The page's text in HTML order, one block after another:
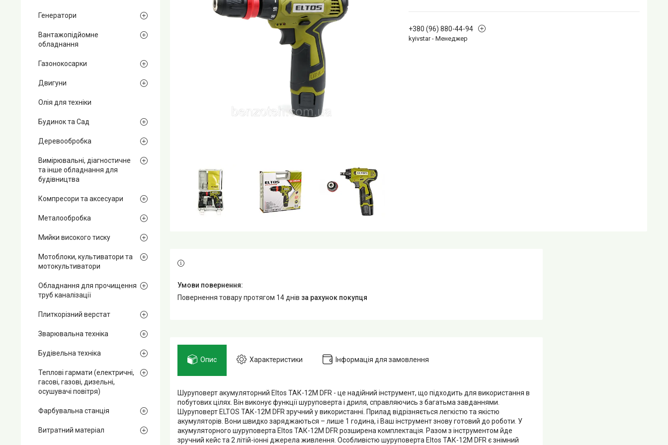
+380 (96) 880-44-94
kyivstar - Менеджер
повернення товару протягом 14 днів за рахунок покупця
Опис Характеристики Інформація для замовлення
Шуруповерт акумуляторний Eltos ТАК-12М DFR - це надійний інструмент, що підходить для використання в
побутових цілях. Він виконує функції шуруповерта і дриля, справляючись з багатьма завданнями.
Шуруповерт ELTOS ТАК-12М DFR зручний у використанні. Прилад відрізняється легкістю та якістю
акумуляторів. Вони швидко заряджаються – лише 1 година, і Ваш інструмент знову готовий до роботи. У
акумуляторного шуруповерта Eltos ТАК-12М DFR розширена комплектація. Разом з інструментом йде
зручний кейс та 2 літій-іонні джерела живлення. Особливістю шуруповерта Eltos ТАК-12М DFR є знімний
Генератори
Вантажопідйомне
обладнання
Газонокосарки
Двигуни
Олія для техніки
Будинок та Сад
Деревообробка
Вимірювальні, діагностичне
та інше обладнання для
будівництва
Компресори та аксесуари
Металообробка
Мийки високого тиску
Мотоблоки, культиватори та
мотокультиватори
Обладнання для прочищення
труб каналізації
Плиткорізний верстат
Зварювальна техніка
Будівельна техніка
Теплові гармати (електричні,
гасові, газові, дизельні,
осушувачі повітря)
Фарбувальна станція
Витратний матеріал